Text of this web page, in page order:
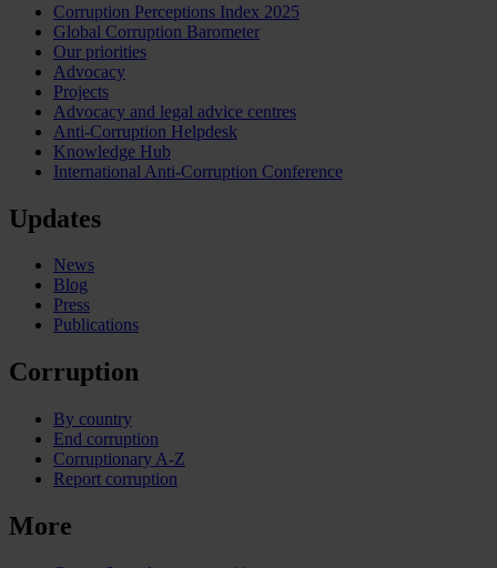
Corruption Perceptions Index 2025
Global Corruption Barometer
Our priorities
Advocacy
Projects
Advocacy and legal advice centres
Anti-Corruption Helpdesk
Knowledge Hub
International Anti-Corruption Conference
Updates
News
Blog
Press
Publications
Corruption
By country
End corruption
Corruptionary A-Z
Report corruption
More